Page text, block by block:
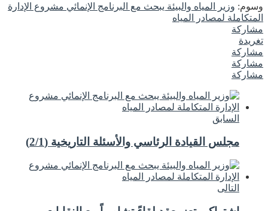
وسوم: وزير المياه والبيئة يبحث مع البرنامج الإنمائي مشروع الإدارة
المتكاملة لمصادر المياه
مشاركة
تغريدة
مشاركة
مشاركة
مشاركة
السابق
مجلس القيادة الرئاسي والأسئلة التاريخية (2/1)
التالى